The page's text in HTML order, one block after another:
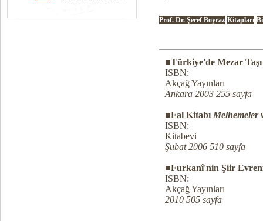
Prof. Dr. Şeref Boyraz Kitapları
■Türkiye'de Mezar
ISBN:
Akçağ Yayınları
Ankara 2003 255 sayfa
■Fal Kitabı
ISBN:
Kitabevi
Şubat 2006 510 sayfa
■Furkanî'nin Şiir
ISBN:
Akçağ Yayınları
2010 505 sayfa